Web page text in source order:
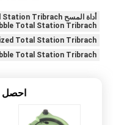
Total Station Tribrach
Total Station Tribrach
Total Station Tribrach
احصل